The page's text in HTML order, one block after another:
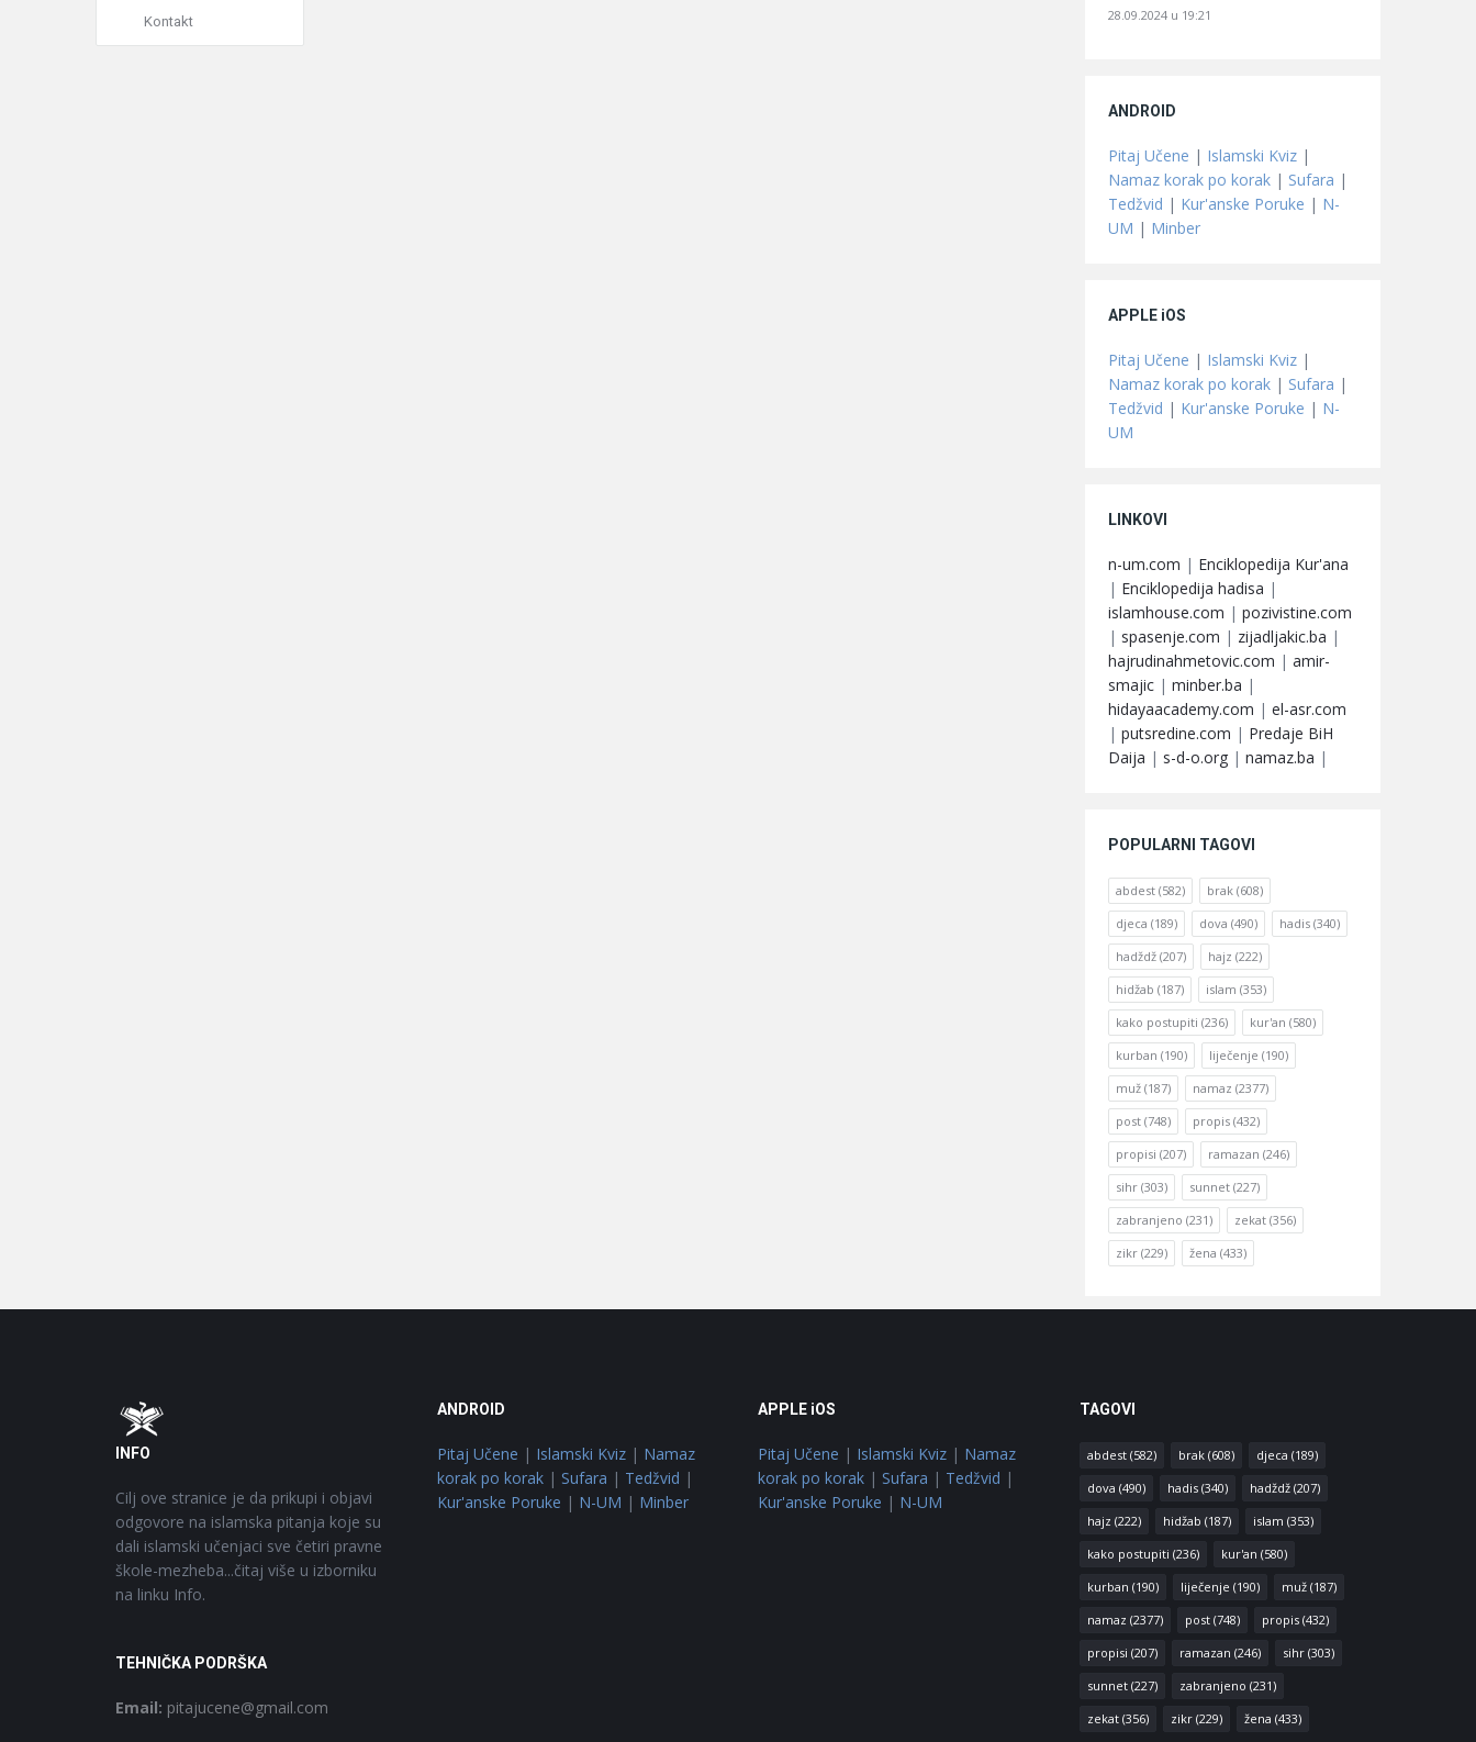
28.09.2024 u 19:21
ANDROID
Pitaj Učene | Islamski Kviz |
Namaz korak po korak | Sufara |
Tedžvid | Kur'anske Poruke | N-
UM | Minber
APPLE iOS
Pitaj Učene | Islamski Kviz |
Namaz korak po korak | Sufara |
Tedžvid | Kur'anske Poruke | N-
UM
LINKOVI
n-um.com | Enciklopedija Kur'ana
| Enciklopedija hadisa |
islamhouse.com | pozivistine.com
| spasenje.com | zijadljakic.ba |
hajrudinahmetovic.com | amir-
smajic | minber.ba |
hidayaacademy.com | el-asr.com
| putsredine.com | Predaje BiH
Daija | s-d-o.org | namaz.ba |
POPULARNI TAGOVI
abdest (582) brak (608)
djeca (189) dova (490) hadis (340)
hadždž (207) hajz (222)
hidžab (187) islam (353)
kako postupiti (236) kur'an (580)
kurban (190) liječenje (190)
muž (187) namaz (2377)
post (748) propis (432)
propisi (207) ramazan (246)
sihr (303) sunnet (227)
zabranjeno (231) zekat (356)
zikr (229) žena (433)
Kontakt
Footer
INFO
Cilj ove stranice je da prikupi i objavi
odgovore na islamska pitanja koje su
dali islamski učenjaci sve četiri pravne
škole-mezheba...čitaj više u izborniku
na linku Info.
TEHNIČKA PODRŠKA
Email: pitajucene@gmail.com
ANDROID
Pitaj Učene | Islamski Kviz| Namaz
korak po korak| Sufara | Tedžvid |
Kur'anske Poruke | N-UM | Minber
APPLE iOS
Pitaj Učene | Islamski Kviz | Namaz
korak po korak | Sufara | Tedžvid |
Kur'anske Poruke | N-UM
TAGOVI
abdest(582) brak(608) djeca (189)
dova (490) hadis(340) hadždž(207)
hajz (222) hidžab (187) islam (353)
kako postupiti (236) kur'an (580)
kurban (190) liječenje (190) muž(187)
namaz (2377) post(748) propis(432)
propisi (207) ramazan (246) sihr(303)
sunnet(227) zabranjeno (231)
zekat(356) zikr(229) žena (433)